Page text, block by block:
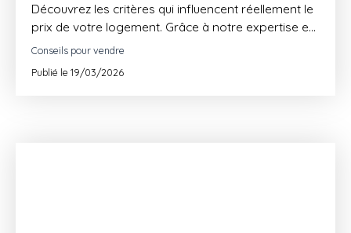
Découvrez les critères qui influencent réellement le
prix de votre logement. Grâce à notre expertise en
immobilier Montpellier, nous vous accompagnons
de conseils concrets et efficaces pour réussir votre
Conseils pour vendre
Publié le 19/03/2026